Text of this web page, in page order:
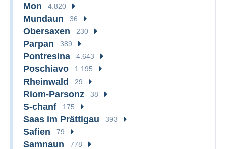
Mon 4.820
Mundaun 36
Obersaxen 230
Parpan 389
Pontresina 4.643
Poschiavo 1.195
Rheinwald 29
Riom-Parsonz 38
S-chanf 175
Saas im Prättigau 393
Safien 79
Samnaun 778